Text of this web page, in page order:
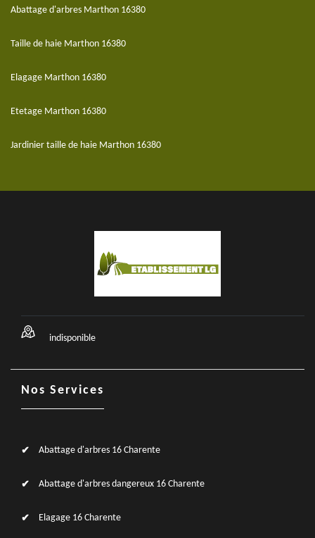
Abattage d'arbres Marthon 16380
Taille de haie Marthon 16380
Elagage Marthon 16380
Etetage Marthon 16380
Jardinier taille de haie Marthon 16380
indisponible
Nos Services
Abattage d'arbres 16 Charente
Abattage d'arbres dangereux 16 Charente
Elagage 16 Charente